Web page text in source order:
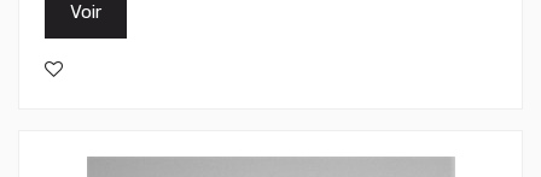
Voir